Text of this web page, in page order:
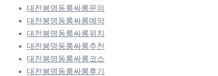
대전봉명동룸싸롱문의
대전봉명동룸싸롱예약
대전봉명동룸싸롱위치
대전봉명동룸싸롱추천
대전봉명동룸싸롱코스
대전봉명동룸싸롱후기